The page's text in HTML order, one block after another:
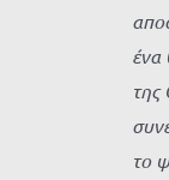
ένα
της
το